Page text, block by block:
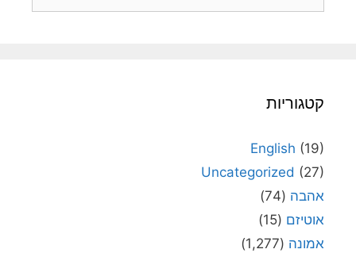
קטגוריות
English (19)
Uncategorized (27)
אהבה (74)
אוטיזם (15)
אמונה (1,277)